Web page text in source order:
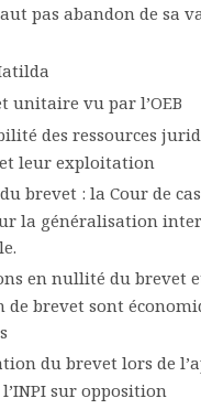
pas abandon de sa
unitaire vu par l’OEB
des ressources
leur exploitation
brevet : la Cour de
la généralisation
en nullité du brevet
de brevet sont
du brevet lors de
sur opposition